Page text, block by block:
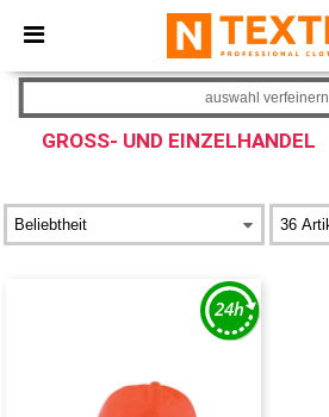
× Ntextil App
Bessere Preise in der App!
GROSS- UND EINZELHANDEL
auswahl verfeinern